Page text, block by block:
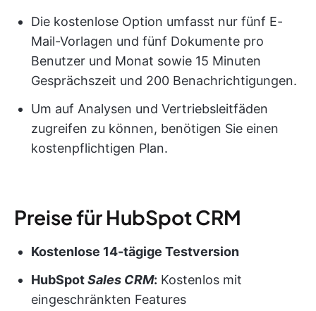
Die kostenlose Option umfasst nur fünf E-
Mail-Vorlagen und fünf Dokumente pro
Benutzer und Monat sowie 15 Minuten
Gesprächszeit und 200 Benachrichtigungen.
Um auf Analysen und Vertriebsleitfäden
zugreifen zu können, benötigen Sie einen
kostenpflichtigen Plan.
Preise für HubSpot CRM
Kostenlose 14-tägige Testversion
HubSpotSales CRM: Kostenlos mit
eingeschränkten Features